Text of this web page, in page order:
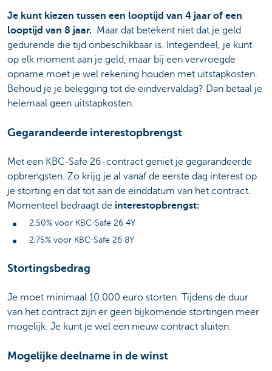
Je kunt kiezen tussen een looptijd van 4 jaar of een
looptijd van 8 jaar. Maar dat betekent niet dat je geld
gedurende die tijd onbeschikbaar is. Integendeel, je kunt
op elk moment aan je geld, maar bij een vervroegde
opname moet je wel rekening houden met uitstapkosten.
Behoud je je belegging tot de eindvervaldag? Dan betaal je
helemaal geen uitstapkosten.
Gegarandeerde interestopbrengst
Met een KBC-Safe 26-contract geniet je gegarandeerde
opbrengsten. Zo krijg je al vanaf de eerste dag interest op
je storting en dat tot aan de einddatum van het contract.
Momenteel bedraagt de interestopbrengst:
2,50% voor KBC-Safe 26 4Y
2,75% voor KBC-Safe 26 8Y
Stortingsbedrag
Je moet minimaal 10.000 euro storten. Tijdens de duur
van het contract zijn er geen bijkomende stortingen meer
mogelijk. Je kunt je wel een nieuw contract sluiten.
Mogelijke deelname in de winst